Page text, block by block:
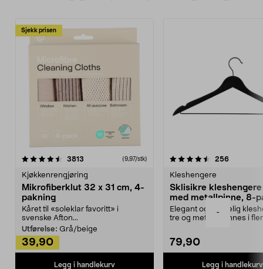
-
Sjekk prisen
3813 anmeldelser(9,97/stk)
Kjøkkenrengjøring
Mikrofiberklut 32 x 31 cm, 4-
pakning
Kåret til «soleklar favoritt» i
svenske Afton...
Utførelse: Grå/beige
39,90
Legg i handlekurv
4.5av 5 stjerner 256
Kleshengere
Sklisikre
med metallpinne, 8-
Elegant og skikkelig
tre og metall – finnes i
79,90
Legg i handlekurv
4.5av 5 stjerner